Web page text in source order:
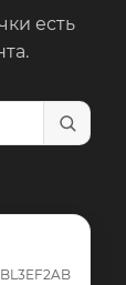
есть